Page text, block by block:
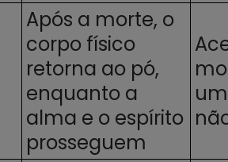
Após a morte, o
corpo físico
retorna ao pó,
enquanto a
alma e o espírito
prosseguem